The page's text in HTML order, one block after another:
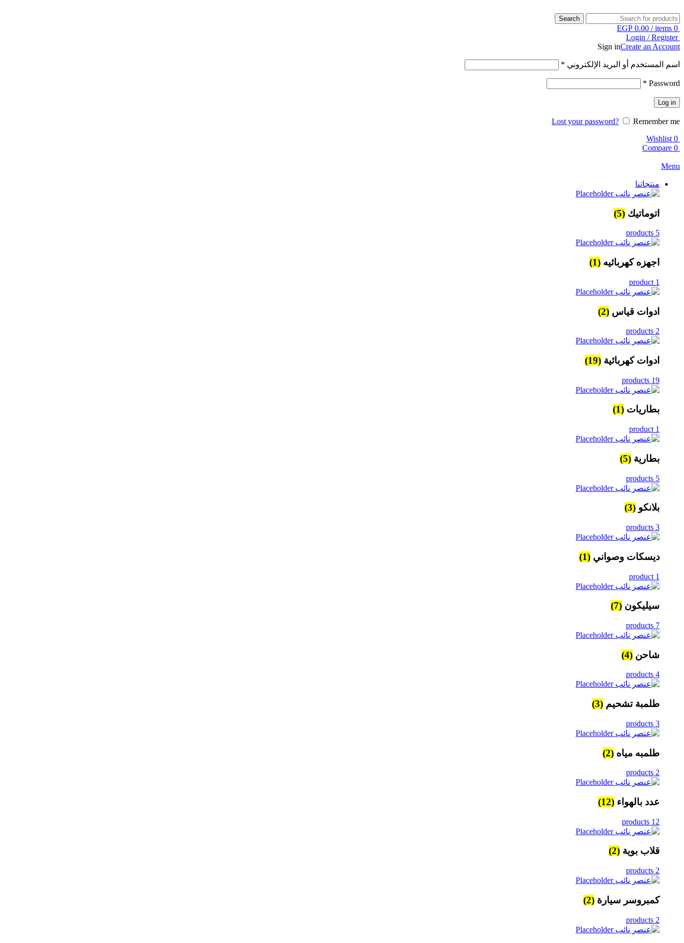
Search
0
items
/
EGP 0.00
Login / Register
Sign inCreate an Account
اسم المستخدم أو البريد الإلكتروني *
Password
*
Log in
Lost your password?
Remember me
0
Wishlist
0
Compare
Menu
منتجاتنا
اتوماتيك (5)
5 products
اجهزه كهربائيه (1)
1 product
ادوات قياس (2)
2 products
ادوات كهربائية (19)
19 products
بطاريات (1)
1 product
بطارية (5)
5 products
بلانكو (3)
3 products
ديسكات وصواني (1)
1 product
سيليكون (7)
7 products
شاحن (4)
4 products
طلمبة تشحيم (3)
3 products
طلمبه مياه (2)
2 products
عدد بالهواء (12)
12 products
قلاب بوية (2)
2 products
كمبروسر سيارة (2)
2 products